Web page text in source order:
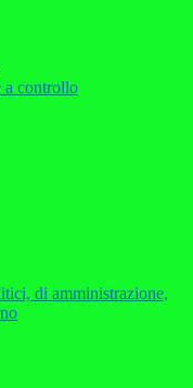
a controllo
di amministrazione,